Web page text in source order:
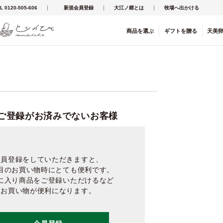
0120-505-606 新規会員登録 大江ノ郷とは 牧場へ出かける
商品を選ぶ ギフト を贈る 天美
登録がお済みでないお客様
登録をしていただきますと、
のお買い物時にとても便利です。
入り商品をご登録いただけるなど
お買い物が便利になります。